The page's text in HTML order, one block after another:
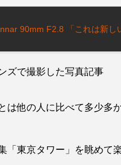
90mm F2.8 「これは新し
ズで撮影した写真記事
は他の人に比べて多少多
「東京タワー」を眺めて